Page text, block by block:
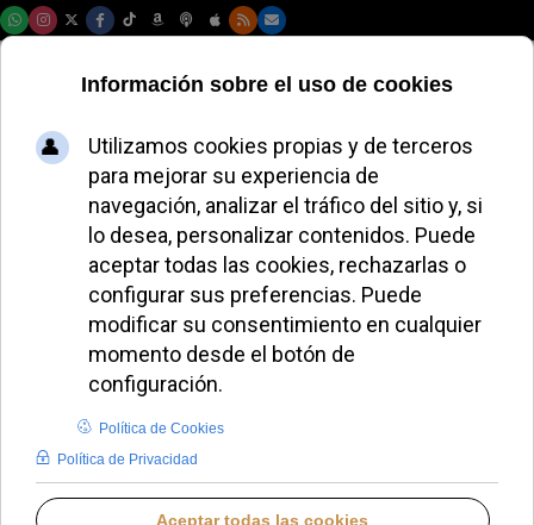
El Papa Francisco
honra a Gustavo
Gutiérrez y destaca
su legado en la
teología de la
liberación